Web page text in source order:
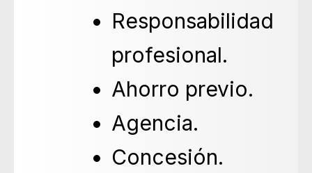
Responsabilidad
profesional.
Ahorro previo.
Agencia.
Concesión.